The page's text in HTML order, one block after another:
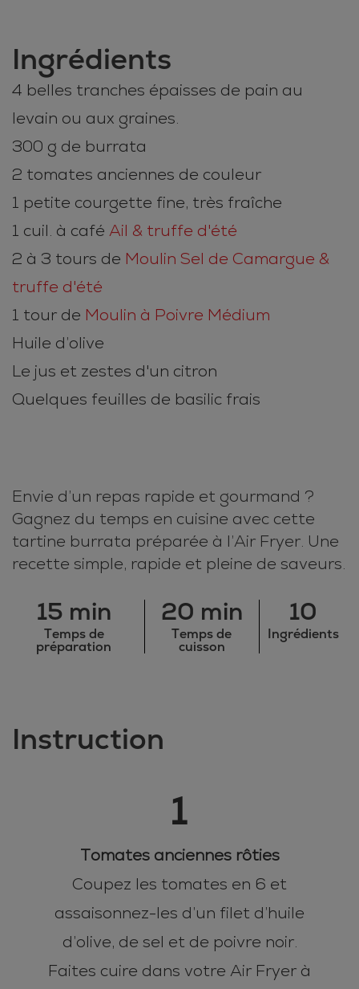
Ingrédients
4 belles tranches épaisses de pain au
levain ou aux graines.
300 g de burrata
2 tomates anciennes de couleur
1 petite courgette fine, très fraîche
1 cuil. à café Ail & truffe d'été
2 à 3 tours de Moulin Sel de Camargue &
truffe d'été
1 tour de Moulin à Poivre Médium
Huile d’olive
Le jus et zestes d'un citron
Quelques feuilles de basilic frais
Envie d’un repas rapide et gourmand ?
Gagnez du temps en cuisine avec cette
tartine burrata préparée à l’Air Fryer. Une
recette simple, rapide et pleine de saveurs.
15 min
Temps de
préparation
20 min
Temps de
cuisson
10
Ingrédients
Instruction
1
Tomates anciennes rôties
Coupez les tomates en 6 et
assaisonnez-les d’un filet d’huile
d’olive, de sel et de poivre noir.
Faites cuire dans votre Air Fryer à